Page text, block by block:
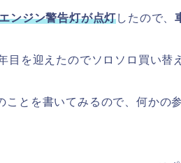
ンジン警告灯が点灯したので、
目を迎えたのでソロソロ買い替
ことを書いてみるので、何かの